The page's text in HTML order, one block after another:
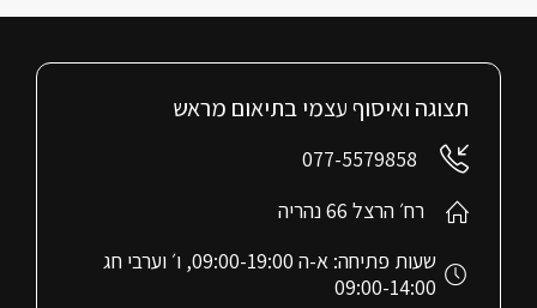
תצוגה ואיסוף עצמי בתיאום מראש
077-5579858
רח׳ הרצל 66 נהריה
שעות פתיחה: א-ה 09:00-19:00, ו׳ וערבי חג
09:00-14:00